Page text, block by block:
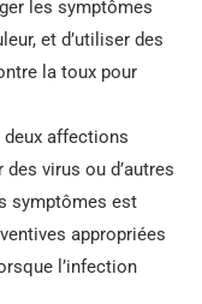
les symptômes
et d’utiliser des
la toux pour
affections
virus ou d’autres
symptômes est
appropriées
l’infection